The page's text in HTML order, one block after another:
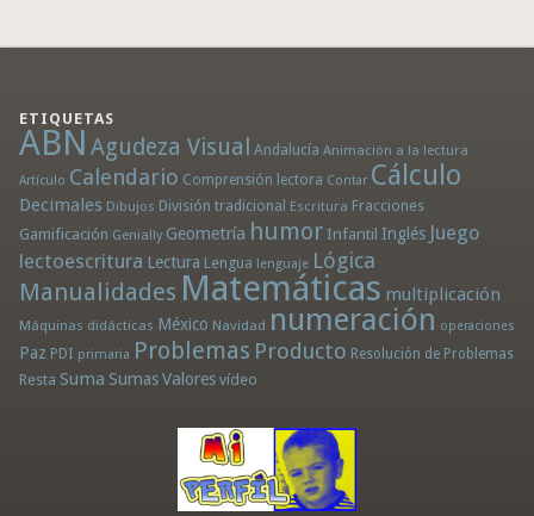
ETIQUETAS
ABN Agudeza Visual Andalucía Animación a la lectura
Artículo Calendario Comprensión lectora Contar Cálculo
Decimales Dibujos División tradicional Escritura Fracciones
Gamificación Genially Geometría humor Infantil Inglés Juego
lectoescritura Lectura Lengua lenguaje Lógica
Manualidades Matemáticas multiplicación
Máquinas didácticas México Navidad numeración operaciones
Paz PDI primaria Problemas Producto Resolución de Problemas
Resta Suma Sumas Valores vídeo